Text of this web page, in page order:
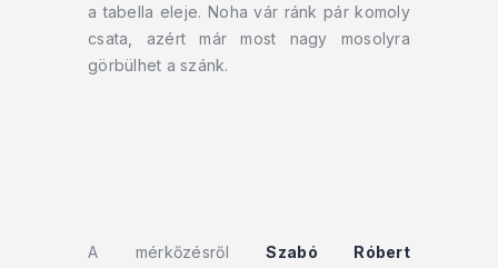
a tabella eleje. Noha vár ránk pár komoly
csata, azért már most nagy mosolyra
görbülhet a szánk.
A mérkőzésrőlSzabó Róbert